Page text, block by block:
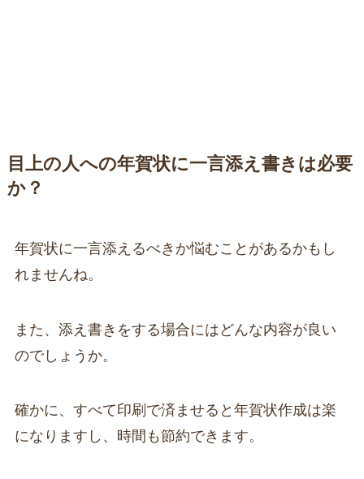
目上の人への年賀状に一言添え書きは必要
か？
年賀状に一言添えるべきか悩むことがあるかもし
れませんね。
また、添え書きをする場合にはどんな内容が良い
のでしょうか。
確かに、すべて印刷で済ませると年賀状作成は楽
になりますし、時間も節約できます。